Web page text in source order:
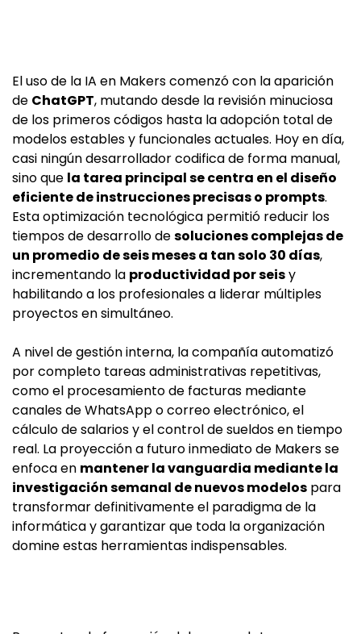
El uso de la IA en Makers comenzó con la aparición
de ChatGPT, mutando desde la revisión minuciosa
de los primeros códigos hasta la adopción total de
modelos estables y funcionales actuales. Hoy en día,
casi ningún desarrollador codifica de forma manual,
sino que la tarea principal se centra en el diseño
eficiente de instrucciones precisas o prompts.
Esta optimización tecnológica permitió reducir los
tiempos de desarrollo desoluciones complejas de
un promedio de seis meses a tan solo 30 días,
incrementando la productividad por seisy
habilitando a los profesionales a liderar múltiples
proyectos en simultáneo.
A nivel de gestión interna, la compañía automatizó
por completo tareas administrativas repetitivas,
como el procesamiento de facturas mediante
canales de WhatsApp o correo electrónico, el
cálculo de salarios y el control de sueldos en tiempo
real. La proyección a futuro inmediato de Makers se
enfoca en mantener la vanguardia mediante la
investigación semanal de nuevos modelos para
transformar definitivamente el paradigma de la
informática y garantizar que toda la organización
domine estas herramientas indispensables.